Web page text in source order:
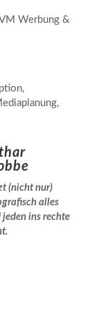
Werbung &
(nicht nur)
alles
jeden ins rechte